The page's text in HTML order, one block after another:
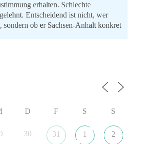
erhalten. Schlechte
Entscheidend ist nicht, wer
sondern ob er Sachsen-Anhalt konkret
Verschmelzung.
#Landtagswahl2026
#Kooperation
D F S S
30 31 1 2